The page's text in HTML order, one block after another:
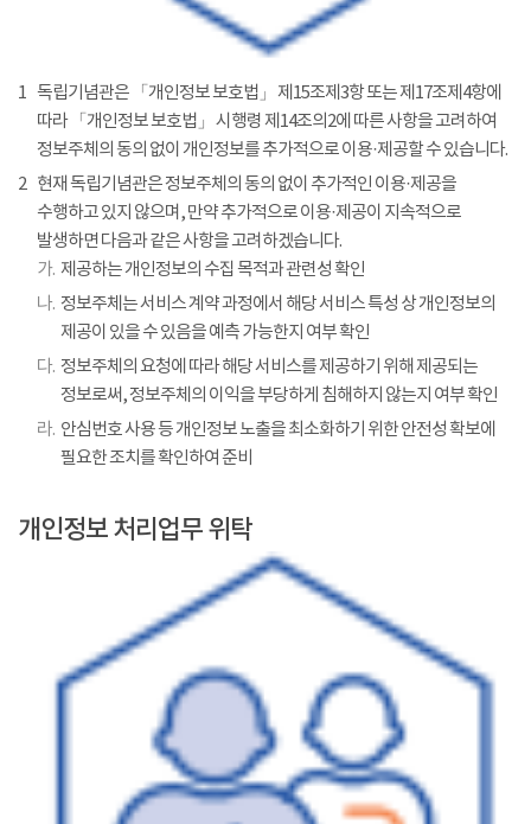
1 독립기념관은 「개인정보 보호법」 제15조제3항 또는 제17조제4항에
따라 「개인정보 보호법」 시행령 제14조의2에 따른 사항을 고려하여
정보주체의 동의 없이 개인정보를 추가적으로 이용·제공할 수 있습니다.
2 현재 독립기념관은 정보주체의 동의 없이 추가적인 이용·제공을
수행하고 있지 않으며, 만약 추가적으로 이용·제공이 지속적으로
발생하면 다음과 같은 사항을 고려하겠습니다.
가. 제공하는 개인정보의 수집 목적과 관련성 확인
나. 정보주체는 서비스 계약 과정에서 해당 서비스 특성 상 개인정보의
제공이 있을 수 있음을 예측 가능한지 여부 확인
다. 정보주체의 요청에 따라 해당 서비스를 제공하기 위해 제공되는
정보로써, 정보주체의 이익을 부당하게 침해하지 않는지 여부 확인
라. 안심번호 사용 등 개인정보 노출을 최소화하기 위한 안전성 확보에
필요한 조치를 확인하여 준비
개인정보 처리업무 위탁